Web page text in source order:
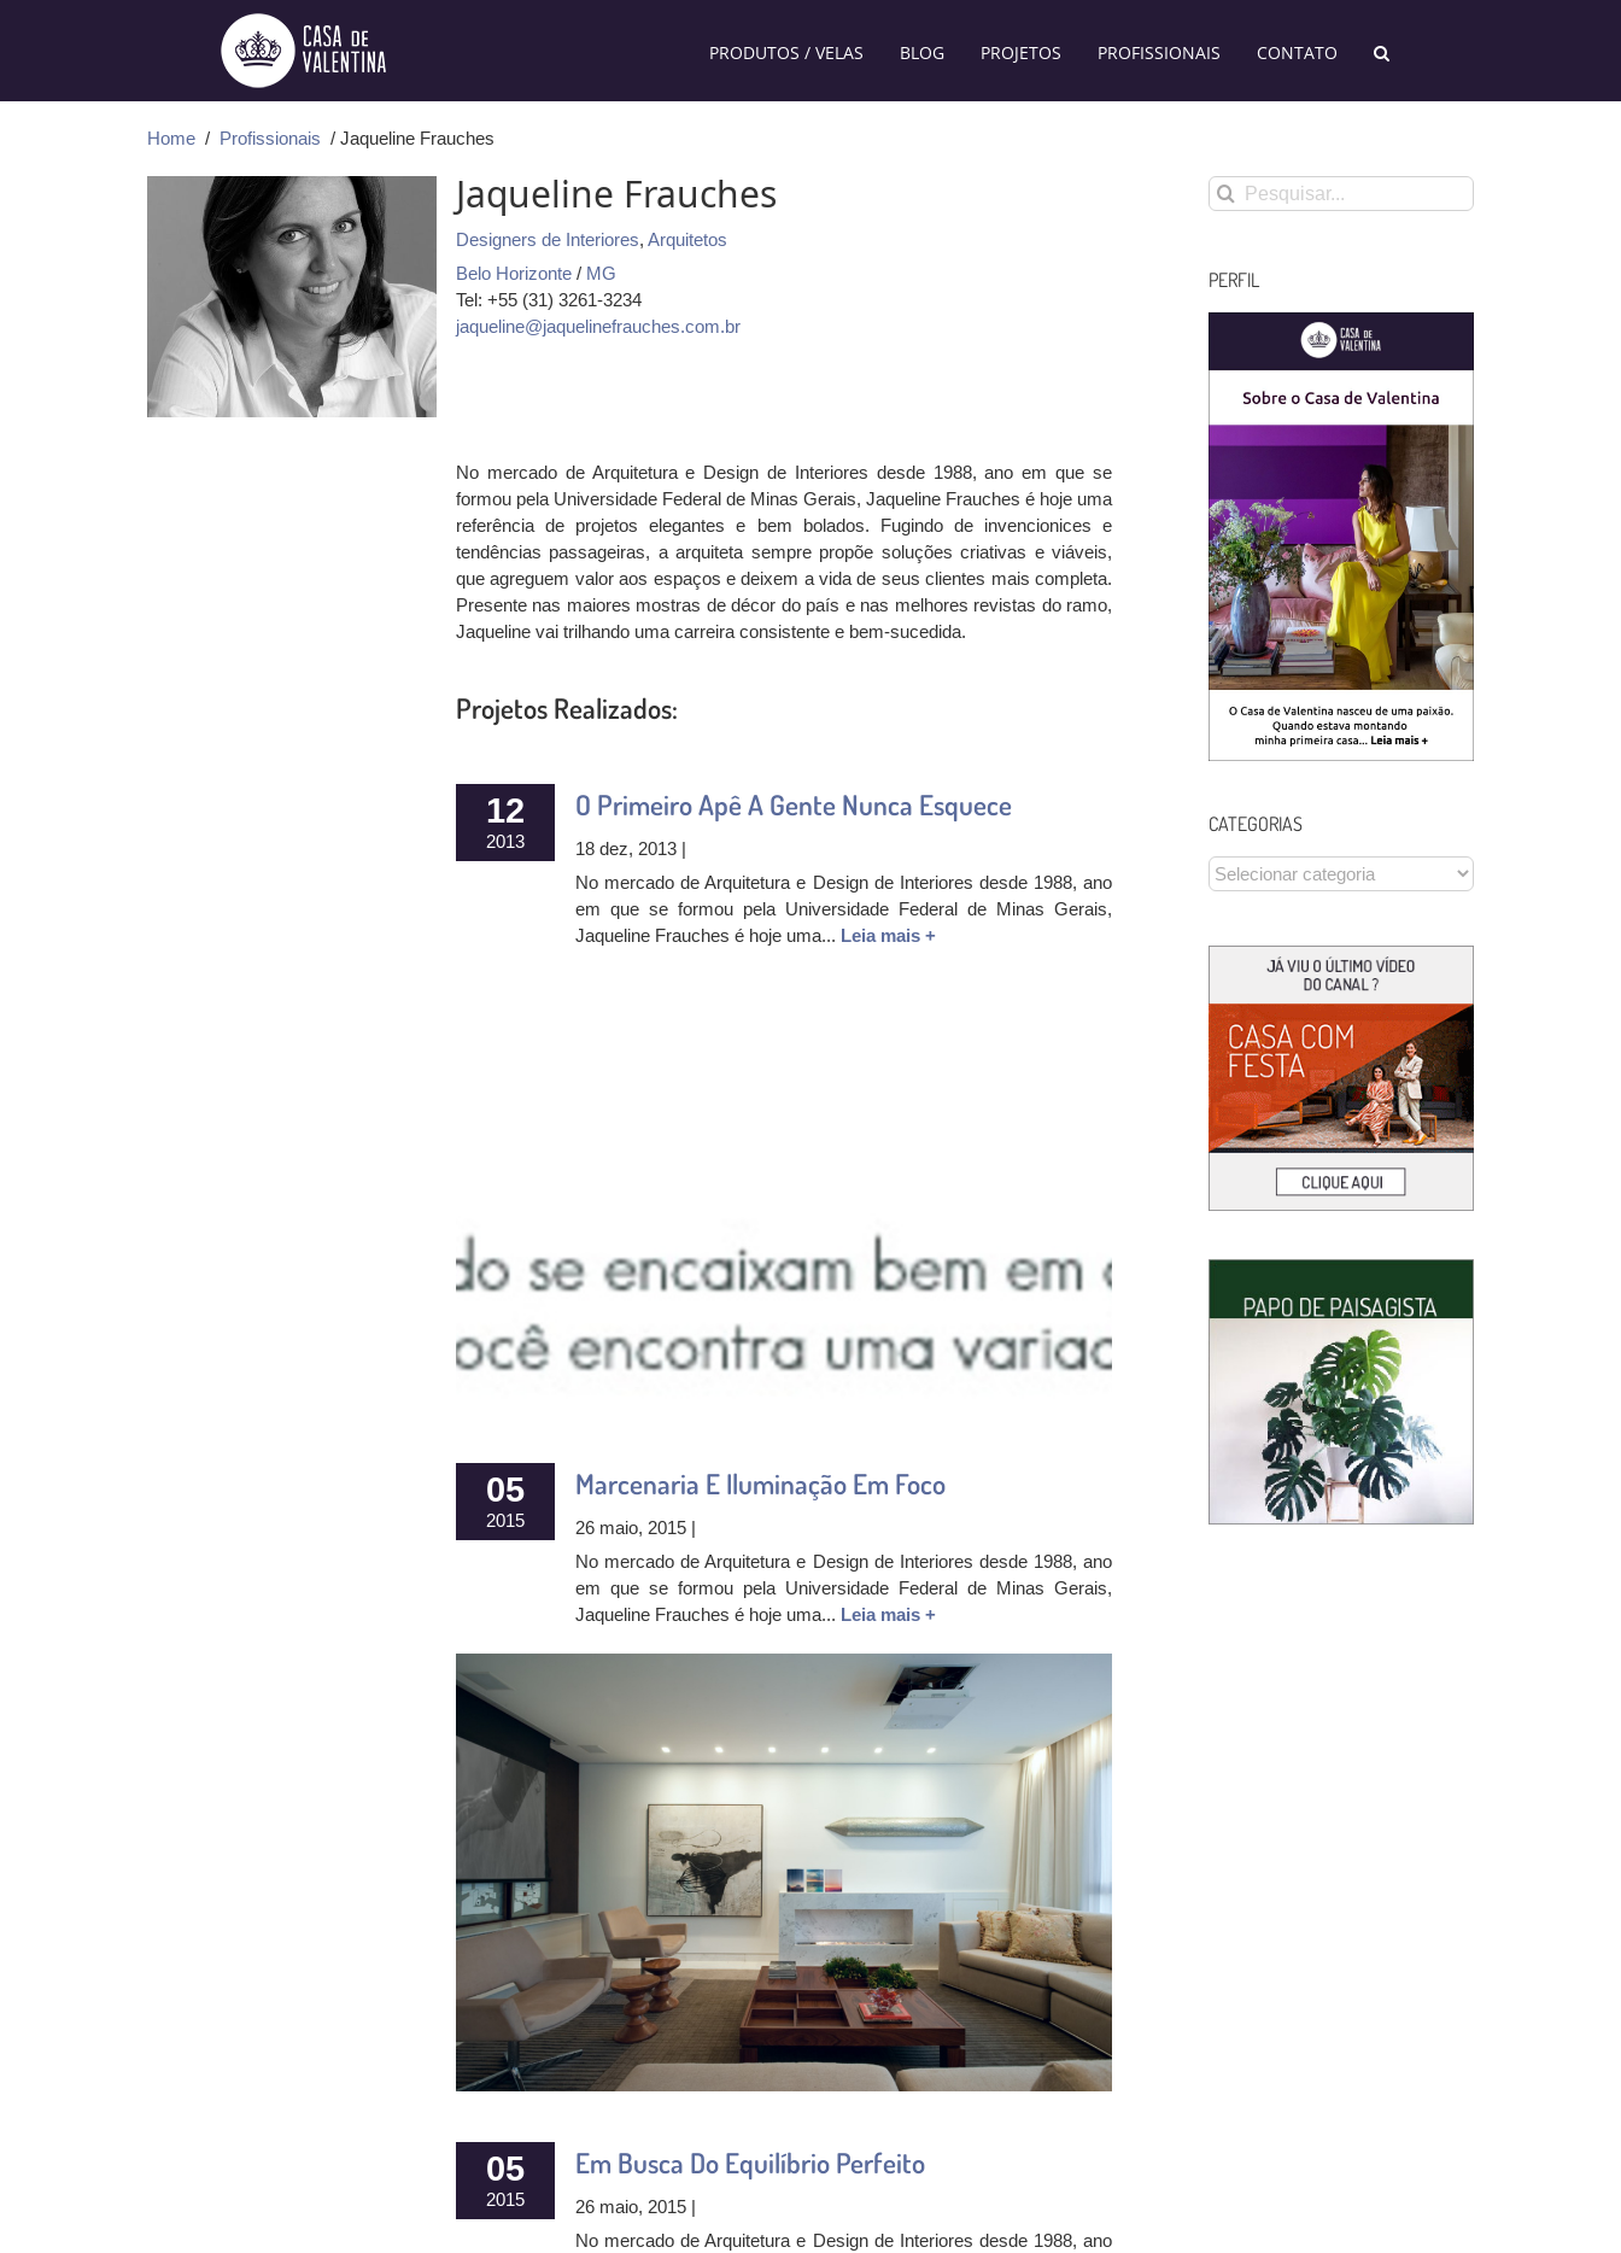
PRODUTOS / VELAS BLOG PROJETOS PROFISSIONAIS CONTATO
Home / Profissionais / Jaqueline Frauches
Jaqueline Frauches
Designers de Interiores, Arquitetos
Belo Horizonte / MG
Tel: +55 (31) 3261-3234
jaqueline@jaquelinefrauches.com.br
No mercado de Arquitetura e Design de Interiores desde 1988, ano em que se
formou pela Universidade Federal de Minas Gerais, Jaqueline Frauches é hoje uma
referência de projetos elegantes e bem bolados. Fugindo de invencionices e
tendências passageiras, a arquiteta sempre propõe soluções criativas e viáveis,
que agreguem valor aos espaços e deixem a vida de seus clientes mais completa.
Presente nas maiores mostras de décor do país e nas melhores revistas do ramo,
Jaqueline vai trilhando uma carreira consistente e bem-sucedida.
Projetos Realizados:
12
2013
O Primeiro Apê A Gente Nunca Esquece
18 dez, 2013 |
No mercado de Arquitetura e Design de Interiores desde 1988, ano
em que se formou pela Universidade Federal de Minas Gerais,
Jaqueline Frauches é hoje uma... Leia mais +
05
2015
Marcenaria E Iluminação Em Foco
26 maio, 2015 |
No mercado de Arquitetura e Design de Interiores desde 1988, ano
em que se formou pela Universidade Federal de Minas Gerais,
Jaqueline Frauches é hoje uma... Leia mais +
05
2015
Em Busca Do Equilíbrio Perfeito
26 maio, 2015 |
No mercado de Arquitetura e Design de Interiores desde 1988, ano
Buscar
resultados
PERFIL
CATEGORIAS
CATEGORIAS